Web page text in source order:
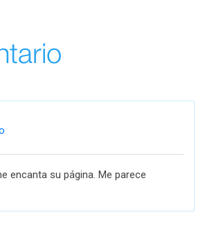
encanta su página. Me parece